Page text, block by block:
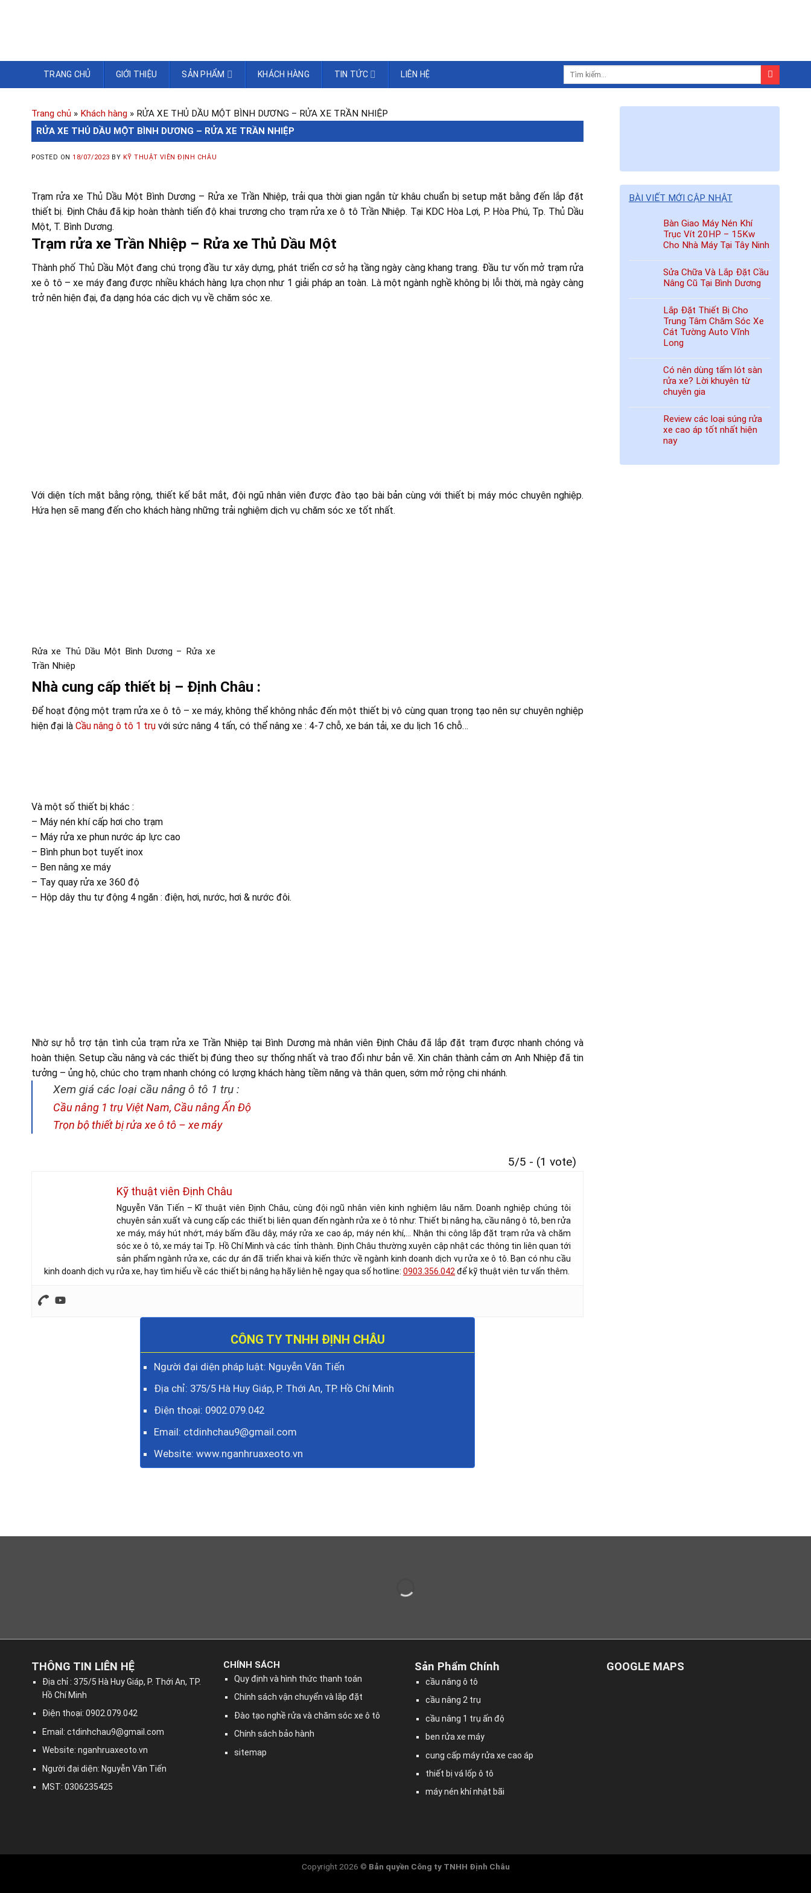
TRANG CHỦ GIỚI THIỆU SẢN PHẨM KHÁCH HÀNG TIN TỨC LIÊN HỆ
Trang chủ » Khách hàng » RỬA XE THỦ DẦU MỘT BÌNH DƯƠNG – RỬA XE TRẦN NHIỆP
RỬA XE THỦ DẦU MỘT BÌNH DƯƠNG – RỬA XE TRẦN NHIỆP
POSTED ON 18/07/2023 BY KỸ THUẬT VIÊN ĐỊNH CHÂU
Trạm rửa xe Thủ Dầu Một Bình Dương – Rửa xe Trần Nhiệp, trải qua thời gian ngắn từ khâu chuẩn bị setup mặt bằng đến lắp đặt
thiết bị. Định Châu đã kịp hoàn thành tiến độ khai trương cho trạm rửa xe ô tô Trần Nhiệp. Tại KDC Hòa Lợi, P. Hòa Phú, Tp. Thủ Dầu
Một, T. Bình Dương.
Trạm rửa xe Trần Nhiệp – Rửa xe Thủ Dầu Một
Thành phố Thủ Dầu Một đang chú trọng đầu tư xây dựng, phát triển cơ sở hạ tầng ngày càng khang trang. Đầu tư vốn mở trạm rửa
xe ô tô – xe máy đang được nhiều khách hàng lựa chọn như 1 giải pháp an toàn. Là một ngành nghề không bị lỗi thời, mà ngày càng
trở nên hiện đại, đa dạng hóa các dịch vụ về chăm sóc xe.
Với diện tích mặt bằng rộng, thiết kế bắt mắt, đội ngũ nhân viên được đào tạo bài bản cùng với thiết bị máy móc chuyên nghiệp.
Hứa hẹn sẽ mang đến cho khách hàng những trải nghiệm dịch vụ chăm sóc xe tốt nhất.
Rửa xe Thủ Dầu Một Bình Dương – Rửa xe
Trần Nhiệp
Nhà cung cấp thiết bị – Định Châu :
Để hoạt động một trạm rửa xe ô tô – xe máy, không thể không nhắc đến một thiết bị vô cùng quan trọng tạo nên sự chuyên nghiệp
hiện đại là Cầu nâng ô tô 1 trụ với sức nâng 4 tấn, có thể nâng xe : 4-7 chỗ, xe bán tải, xe du lịch 16 chỗ…
Và một số thiết bị khác :
– Máy nén khí cấp hơi cho trạm
– Máy rửa xe phun nước áp lực cao
– Bình phun bọt tuyết inox
– Ben nâng xe máy
– Tay quay rửa xe 360 độ
– Hộp dây thu tự động 4 ngăn : điện, hơi, nước, hơi & nước đôi.
Nhờ sự hỗ trợ tận tình của trạm rửa xe Trần Nhiệp tại Bình Dương mà nhân viên Định Châu đã lắp đặt trạm được nhanh chóng và
hoàn thiện. Setup cầu nâng và các thiết bị đúng theo sự thống nhất và trao đổi như bản vẽ. Xin chân thành cảm ơn Anh Nhiệp đã tin
tưởng – ủng hộ, chúc cho trạm nhanh chóng có lượng khách hàng tiềm năng và thân quen, sớm mở rộng chi nhánh.
Xem giá các loại cầu nâng ô tô 1 trụ :
Cầu nâng 1 trụ Việt Nam, Cầu nâng Ấn Độ
Trọn bộ thiết bị rửa xe ô tô – xe máy
5/5 - (1 vote)
Kỹ thuật viên Định Châu
Nguyễn Văn Tiến – Kĩ thuật viên Định Châu, cùng đội ngũ nhân viên kinh nghiệm lâu năm. Doanh nghiệp chúng tôi
chuyên sản xuất và cung cấp các thiết bị liên quan đến ngành rửa xe ô tô như: Thiết bị nâng hạ, cầu nâng ô tô, ben rửa
xe máy, máy hút nhớt, máy bấm đầu dây, máy rửa xe cao áp, máy nén khí,… Nhận thi công lắp đặt trạm rửa và chăm
sóc xe ô tô, xe máy tại Tp. Hồ Chí Minh và các tỉnh thành. Định Châu thường xuyên cập nhật các thông tin liên quan tới
sản phẩm ngành rửa xe, các dự án đã triển khai và kiến thức về ngành kinh doanh dịch vụ rửa xe ô tô. Bạn có nhu cầu
kinh doanh dịch vụ rửa xe, hay tìm hiểu về các thiết bị nâng hạ hãy liên hệ ngay qua số hotline: 0903.356.042 để kỹ thuật viên tư vấn thêm.
CÔNG TY TNHH ĐỊNH CHÂU
Người đại diện pháp luật: Nguyễn Văn Tiến
Địa chỉ: 375/5 Hà Huy Giáp, P. Thới An, TP. Hồ Chí Minh
Điện thoại: 0902.079.042
Email: ctdinhchau9@gmail.com
Website: www.nganhruaxeoto.vn
BÀI VIẾT MỚI CẬP NHẬT
Bàn Giao Máy Nén Khí
Trục Vít 20HP – 15Kw
Cho Nhà Máy Tại Tây Ninh
Sửa Chữa Và Lắp Đặt Cầu
Nâng Cũ Tại Bình Dương
Lắp Đặt Thiết Bị Cho
Trung Tâm Chăm Sóc Xe
Cát Tường Auto Vĩnh
Long
Có nên dùng tấm lót sàn
rửa xe? Lời khuyên từ
chuyên gia
Review các loại súng rửa
xe cao áp tốt nhất hiện
nay
THÔNG TIN LIÊN HỆ
Địa chỉ : 375/5 Hà Huy Giáp, P. Thới An, TP.
Hồ Chí Minh
Điện thoại: 0902.079.042
Email:ctdinhchau9@gmail.com
Website: nganhruaxeoto.vn
Người đại diện: Nguyễn Văn Tiến
MST: 0306235425
CHÍNH SÁCH
Quy định và hình thức thanh toán
Chính sách vận chuyển và lắp đặt
Đào tạo nghề rửa và chăm sóc xe ô tô
Chính sách bảo hành
sitemap
Sản Phẩm Chính
cầu nâng ô tô
cầu nâng 2 trụ
cầu nâng 1 trụ ấn độ
ben rửa xe máy
cung cấp máy rửa xe cao áp
thiết bị vá lốp ô tô
máy nén khí nhật bãi
GOOGLE MAPS
Copyright 2026 © Bản quyền Công ty TNHH Định Châu